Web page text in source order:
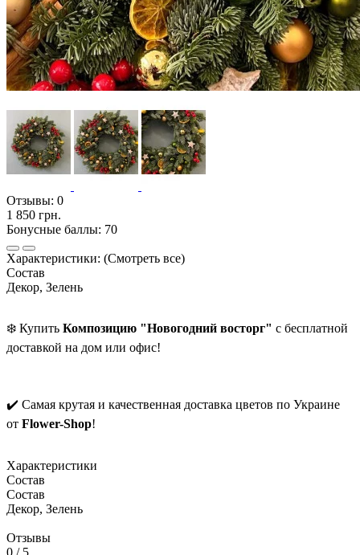
Отзывы: 0
1 850 грн.
Бонусные баллы: 70
Характеристики: (Смотреть все)
Состав
Декор, Зелень
❄️ Купить Композицию "Новогодний восторг" с бесплатной
доставкой на дом или офис!
✔️ Самая крутая и качественная доставка цветов по Украине
от Flower-Shop!
Характеристики
Состав
Состав
Декор, Зелень
Отзывы
0 / 5